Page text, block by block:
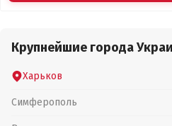
Крупнейшие города
Харьков
Симферополь